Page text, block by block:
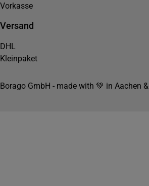
Vorkasse
Versand
DHL
Kleinpaket
Borago GmbH - made with 💚 in Aachen